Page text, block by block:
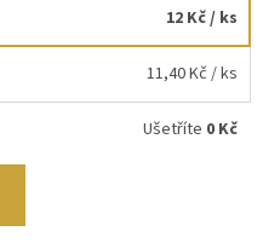
12 Kč/ ks
11,40 Kč / ks
Ušetříte 0 Kč